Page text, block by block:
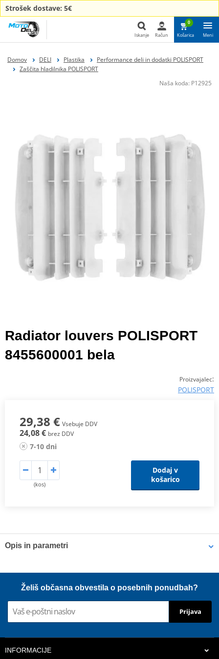
Strošek dostave: 5€
Iskanje
Iskanje Račun
0
Košarica Meni
Domov DELI Plastika
Performance deli in dodatki POLISPORT
Zaščita hladilnika POLISPORT
Naša koda: P12925
Radiator louvers POLISPORT
8455600001 bela
Proizvajalec:
POLISPORT
29,38 € Vsebuje DDV
24,08 € brez DDV
7-10 dni
(kos)
Dodaj v
košarico
Opis in parametri
Poskytuje ideální přístup vzduchu ke chladiči
Barvy přesně odpovídající originálním dílům
Možnost dokoupit síťku na chránič do blátivých a písčitých
Želiš občasna obvestila o posebnih ponudbah?
Prijava
INFORMACIJE